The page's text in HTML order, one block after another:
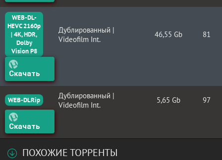
WEB-DL-
HEVC 2160p
| 4K, HDR,
Dolby
Vision P8
Дублированный |
Videofilm Int.
46,55 Gb 81
Скачать
WEB-DLRip
Дублированный |
Videofilm Int.
5,65 Gb 97
Скачать
ПОХОЖИЕ ТОРРЕНТЫ